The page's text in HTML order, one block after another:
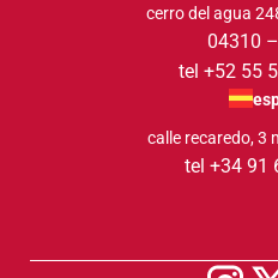
cerro del agua
04310
tel +52 55
calle recaredo, 3
tel +34 91